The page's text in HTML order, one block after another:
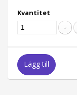
Kvantitet
Lägg till